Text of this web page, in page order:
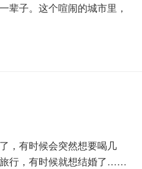
辈子。这个喧闹的城市里，
，有时候会突然想要喝几
行，有时候就想结婚了……